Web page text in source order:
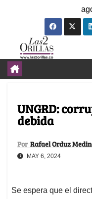
UNGRD:
debida
Por Rafael Orduz
MAY 6, 2024
Se espera que el